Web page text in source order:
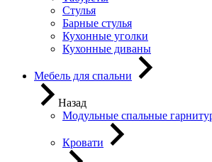
Стулья
Барные стулья
Кухонные уголки
Кухонные диваны
Мебель для спальни
Назад
Модульные спальные
Кровати